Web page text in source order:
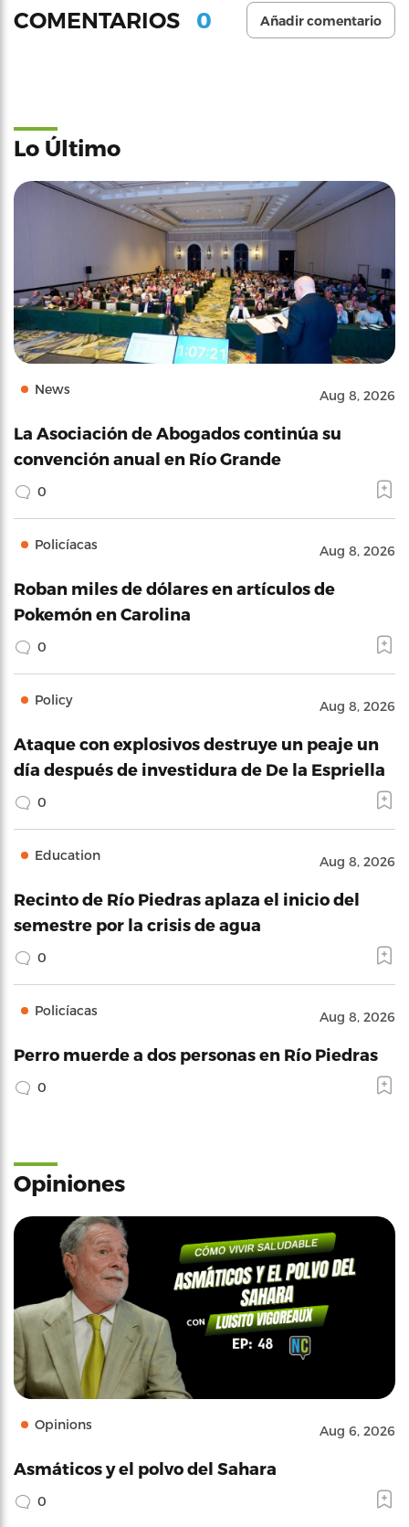
COMENTARIOS 0 Añadir comentario
Lo Último
News Aug 8, 2026
La Asociación de Abogados continúa su
convención anual en Río Grande
0
Policíacas Aug 8, 2026
Roban miles de dólares en artículos de
Pokemón en Carolina
0
Policy Aug 8, 2026
Ataque con explosivos destruye un peaje un
día después de investidura de De la Espriella
0
Education Aug 8, 2026
Recinto de Río Piedras aplaza el inicio del
semestre por la crisis de agua
0
Policíacas Aug 8, 2026
Perro muerde a dos personas en Río Piedras
0
Opiniones
Opinions Aug 6, 2026
Asmáticos y el polvo del Sahara
0